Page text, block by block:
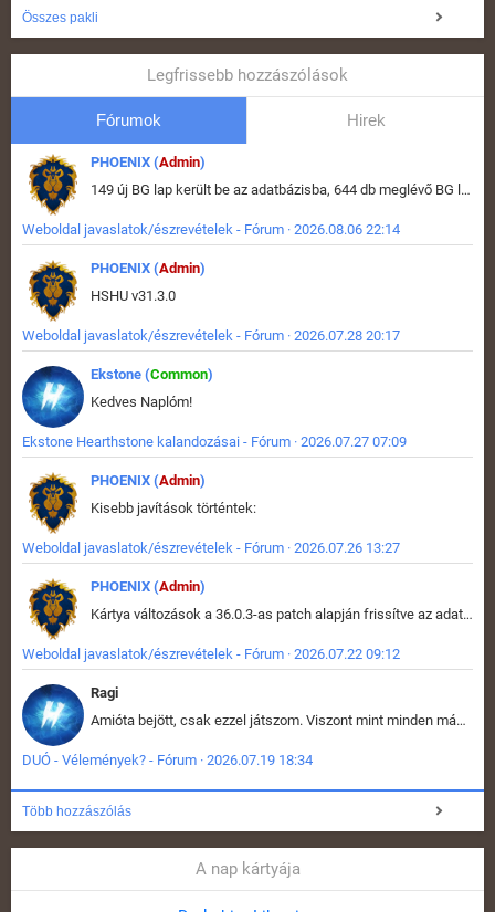
Összes pakli
Legfrissebb hozzászólások
Fórumok Hirek
PHOENIX (Admin)
149 új BG lap került be az adatbázisba, 644 db meglévő BG lap módosult, bekerültek az új képek a megváltozott lapokhoz is.
Weboldal javaslatok/észrevételek - Fórum · 2026.08.06 22:14
PHOENIX (Admin)
HSHU v31.3.0
Weboldal javaslatok/észrevételek - Fórum · 2026.07.28 20:17
Ekstone (Common)
Kedves Naplóm!
Ekstone Hearthstone kalandozásai - Fórum · 2026.07.27 07:09
PHOENIX (Admin)
Kisebb javítások történtek:
Weboldal javaslatok/észrevételek - Fórum · 2026.07.26 13:27
PHOENIX (Admin)
Kártya változások a 36.0.3-as patch alapján frissítve az adatbázisban (képek is cserélve).
Weboldal javaslatok/észrevételek - Fórum · 2026.07.22 09:12
Ragi
Amióta bejött, csak ezzel játszom. Viszont mint minden más - akár az alapjáték is, ez is baromira összetett lett. Néha már pár kör után is esélytelen az egész. Vagy irreállisan túltápol valaki, vagy lelép a partner, vagy csak hülye mint a segg. És amikor eljönne az én időm, na akkor jön el mindenki másé is. Engem jobban érdekelne, hogy ki milyen ratingen szokott játszani. Na ez lenne egy érdekes adat.
DUÓ - Vélemények? - Fórum · 2026.07.19 18:34
Több hozzászólás
A nap kártyája